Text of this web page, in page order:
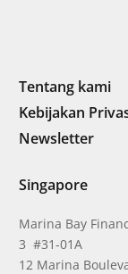
Tentang kami
Kebijakan
Newsletter
Singapore
Marina Bay
3 #31-01A
12 Marina